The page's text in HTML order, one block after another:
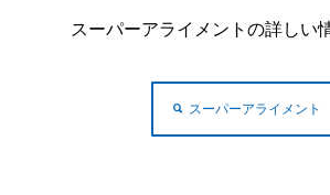
スーパーアライメントの詳しい
スーパーアライメント